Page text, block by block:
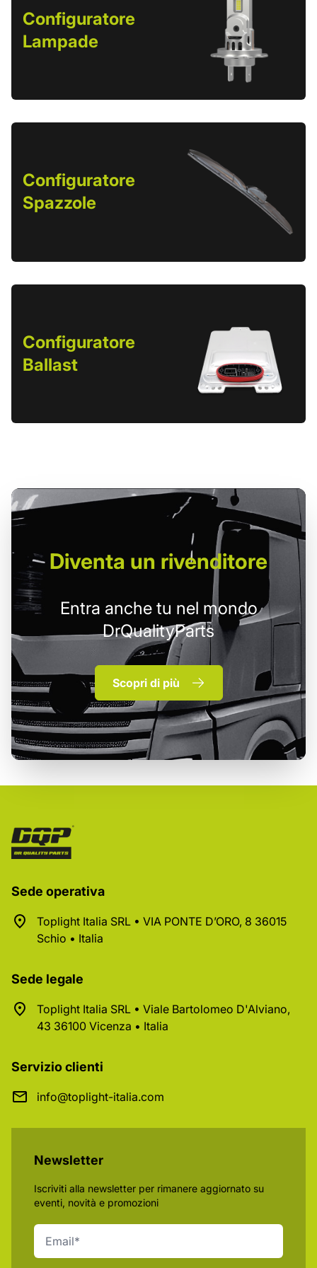
Configuratore
Lampade
Configuratore
Spazzole
Configuratore
Ballast
Diventa un rivenditore
Entra anche tu nel mondo
DrQualityParts
Scopri di più
Sede operativa
Toplight Italia SRL • VIA PONTE D’ORO, 8 36015
Schio • Italia
Sede legale
Toplight Italia SRL • Viale Bartolomeo D'Alviano,
43 36100 Vicenza • Italia
Servizio clienti
info@toplight-italia.com
Newsletter
Iscriviti alla newsletter per rimanere aggiornato su
eventi, novità e promozioni